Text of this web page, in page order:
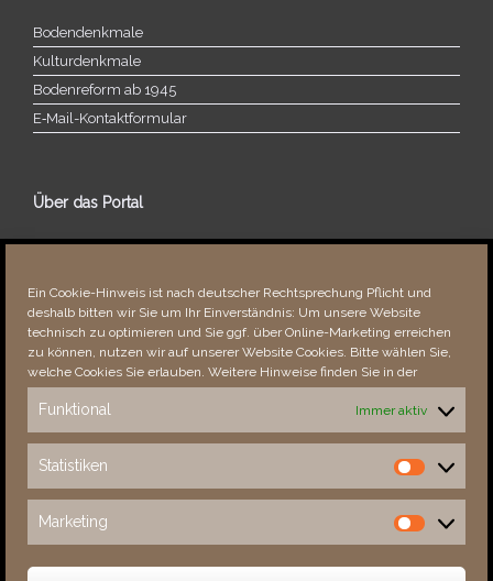
Ein Cookie-Hinweis ist nach deutscher Rechtsprechung Pflicht und
deshalb bitten wir Sie um Ihr Einverständnis: Um unsere Website
technisch zu optimieren und Sie ggf. über Online-Marketing erreichen
zu können, nutzen wir auf unserer Website Cookies. Bitte wählen Sie,
welche Cookies Sie erlauben. Weitere Hinweise finden Sie in der
Funktional Immer aktiv
Statistiken
Statistiken
Marketing
Marketing
Bodendenkmale
Kulturdenkmale
Bodenreform ab 1945
E‑Mail-​​Kontaktformular
Über das Portal
Über dieses Portal
Fehler bemerkt?
Besucher seit 08/​2021
This Week
31766